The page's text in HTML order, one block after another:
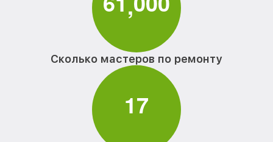
Сколько мастеров по ремонту
17